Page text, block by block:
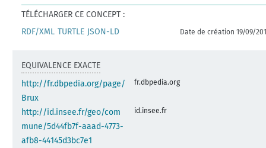
TÉLÉCHARGER CE CONCEPT :
RDF/XML TURTLE JSON-LD Date de création 19/09/
EQUIVALENCE EXACTE
http://fr.dbpedia.org/page/
Brux
fr.dbpedia.org
http://id.insee.fr/geo/com
mune/5d44fb7f-aaad-4773-
afb8-44145d3bc7e1
id.insee.fr